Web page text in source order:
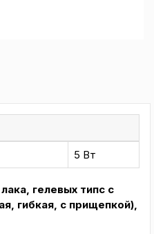
5 Вт
гелевых типс с
гибкая, с прищепкой),